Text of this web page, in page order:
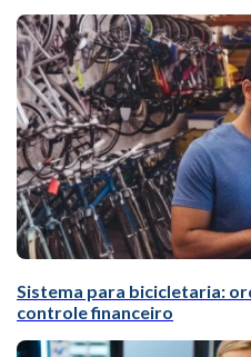
Sistema para bicicletaria:
controle financeiro